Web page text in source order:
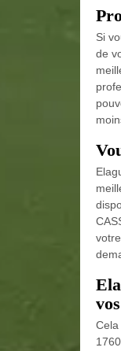
Si
de